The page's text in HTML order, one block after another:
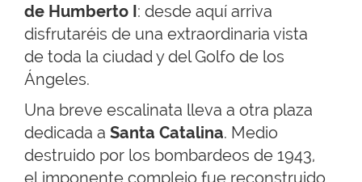
de Humberto I : desde aquí arriva
disfrutaréis de una extraordinaria vista
de toda la ciudad y del Golfo de los
Ángeles.
Una breve escalinata lleva a otra plaza
dedicada a Santa Catalina. Medio
destruido por los bombardeos de 1943,